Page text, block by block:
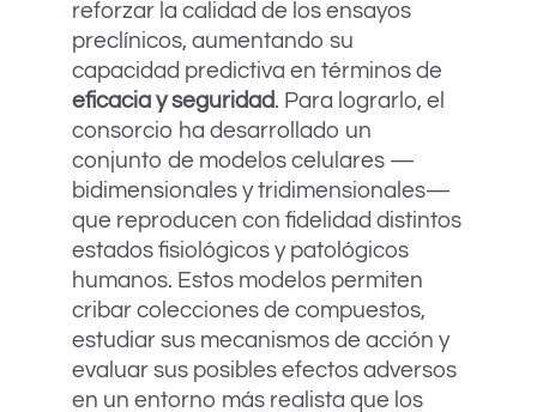
reforzar la calidad de los ensayos
preclínicos, aumentando su
capacidad predictiva en términos de
eficacia y seguridad. Para lograrlo, el
consorcio ha desarrollado un
conjunto de modelos celulares —
bidimensionales y tridimensionales—
que reproducen con fidelidad distintos
estados fisiológicos y patológicos
humanos. Estos modelos permiten
cribar colecciones de compuestos,
estudiar sus mecanismos de acción y
evaluar sus posibles efectos adversos
en un entorno más realista que los